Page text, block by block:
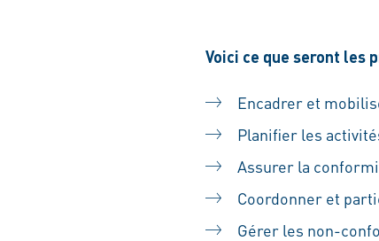
Voici ce que seront les
Encadrer et
Planifier les
Assurer la
Coordonner et
Gérer les non-